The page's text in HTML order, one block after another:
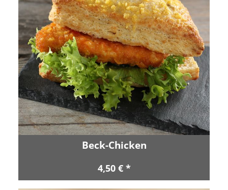
Beck-Chicken
4,50 € *